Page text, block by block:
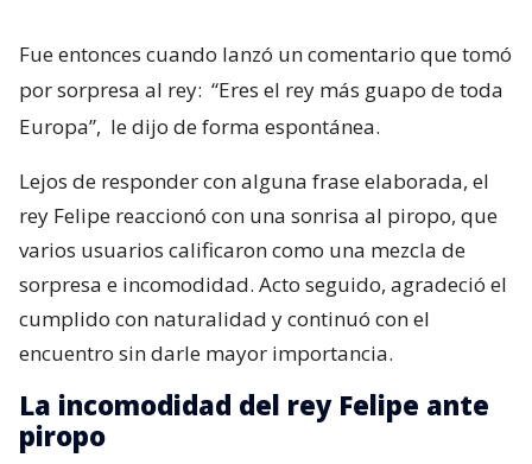
Fue entonces cuando lanzó un comentario que tomó
por sorpresa al rey: “Eres el rey más guapo de toda
Europa”, le dijo de forma espontánea.
Lejos de responder con alguna frase elaborada, el
rey Felipe reaccionó con una sonrisa al piropo, que
varios usuarios calificaron como una mezcla de
sorpresa e incomodidad. Acto seguido, agradeció el
cumplido con naturalidad y continuó con el
encuentro sin darle mayor importancia.
La incomodidad del rey Felipe ante
piropo